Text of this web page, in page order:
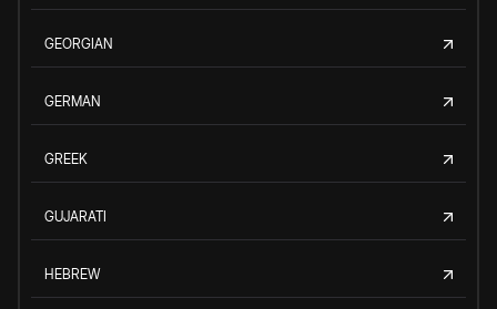
GEORGIAN
GERMAN
GREEK
GUJARATI
HEBREW